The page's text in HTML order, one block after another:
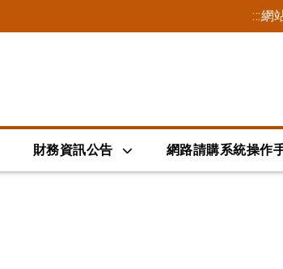
:::網
財務資訊公告 網路請購系統操作